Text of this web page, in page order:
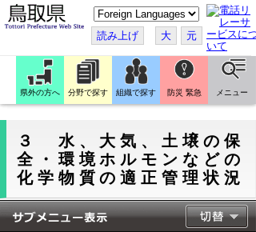
こ
の
ペ
ー
ジ
翻
訳
す
読み上げ 大 元
県外の方へ 分野で探す 組織で探す 防災 緊急 メニュー
３ 水、大気、土壌の保
全・環境ホルモンなどの
化学物質の適正管理状況